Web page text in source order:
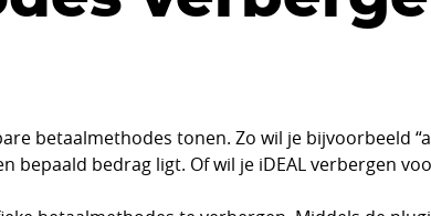
betaalmethodes tonen. Zo wil je bijvoorbeeld
bepaald bedrag ligt. Of wil je iDEAL verbergen